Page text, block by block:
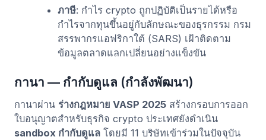
ภาษี: กำไร crypto ถูกปฏิบัติเป็นรายได้หรือ
กำไรจากทุนขึ้นอยู่กับลักษณะของธุรกรรม กรม
สรรพากรแอฟริกาใต้ (SARS) เฝ้าติดตาม
ข้อมูลตลาดแลกเปลี่ยนอย่างแข็งขัน
กานา — กำกับดูแล (กำลังพัฒนา)
กานาผ่าน ร่างกฎหมาย VASP 2025 สร้างกรอบการออก
ใบอนุญาตสำหรับธุรกิจ crypto ประเทศยังดำเนิน
sandbox กำกับดูแล โดยมี 11 บริษัทเข้าร่วมในปัจจุบัน